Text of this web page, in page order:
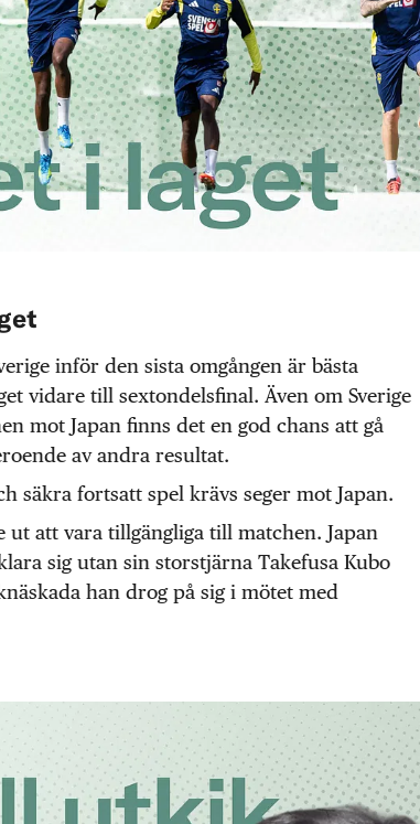
inför den sista omgången är bästa
vidare till sextondelsfinal. Även om Sverige
mot Japan finns det en god chans att gå
av andra resultat.
säkra fortsatt spel krävs seger mot Japan.
ut att vara tillgängliga till matchen. Japan
sig utan sin storstjärna Takefusa Kubo
han drog på sig i mötet med